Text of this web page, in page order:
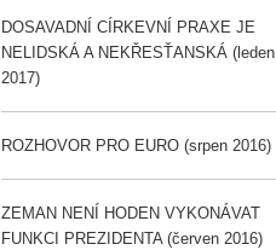
DOSAVADNÍ CÍRKEVNÍ PRAXE JE
NELIDSKÁ A NEKŘESŤANSKÁ (leden
2017)
ROZHOVOR PRO EURO (srpen 2016)
ZEMAN NENÍ HODEN VYKONÁVAT
FUNKCI PREZIDENTA (červen 2016)